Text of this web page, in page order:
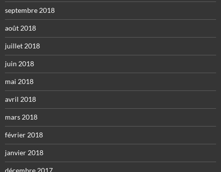
septembre 2018
août 2018
juillet 2018
juin 2018
mai 2018
avril 2018
mars 2018
février 2018
janvier 2018
décembre 2017